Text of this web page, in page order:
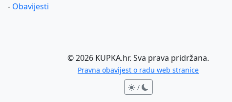
- Obavijesti
©2026 KUPKA.hr. Sva prava pridržana.
Pravna obavijest o radu web stranice
/